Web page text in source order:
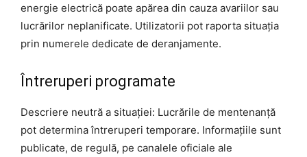
energie electrică poate apărea din cauza avariilor sau
lucrărilor neplanificate. Utilizatorii pot raporta situația
prin numerele dedicate de deranjamente.
Întreruperi programate
Descriere neutră a situației: Lucrările de mentenanță
pot determina întreruperi temporare. Informațiile sunt
publicate, de regulă, pe canalele oficiale ale